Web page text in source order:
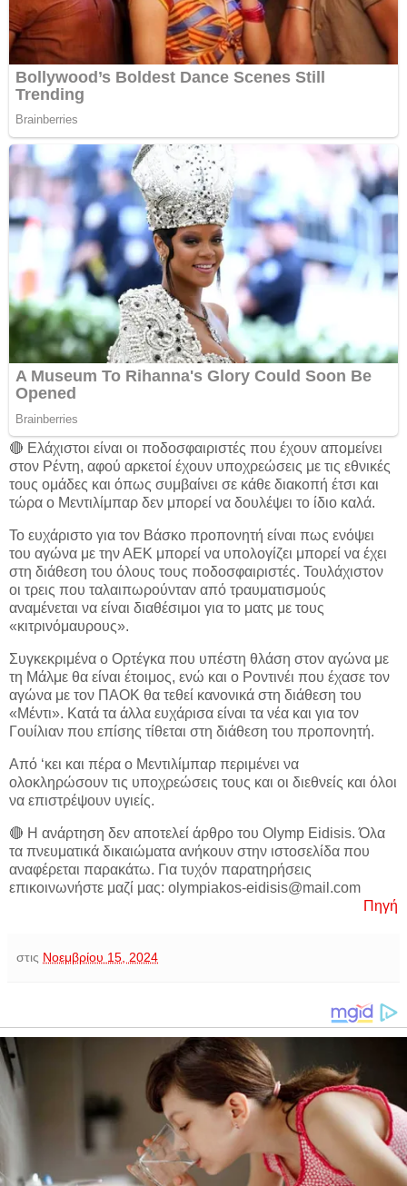
🔴 Ελάχιστοι είναι οι ποδοσφαιριστές που έχουν απομείνει
στον Ρέντη, αφού αρκετοί έχουν υποχρεώσεις με τις εθνικές
τους ομάδες και όπως συμβαίνει σε κάθε διακοπή έτσι και
τώρα ο Μεντιλίμπαρ δεν μπορεί να δουλέψει το ίδιο καλά.
Το ευχάριστο για τον Βάσκο προπονητή είναι πως ενόψει
του αγώνα με την ΑΕΚ μπορεί να υπολογίζει μπορεί να έχει
στη διάθεση του όλους τους ποδοσφαιριστές. Τουλάχιστον
οι τρεις που ταλαιπωρούνταν από τραυματισμούς
αναμένεται να είναι διαθέσιμοι για το ματς με τους
«κιτρινόμαυρους».
Συγκεκριμένα ο Ορτέγκα που υπέστη θλάση στον αγώνα με
τη Μάλμε θα είναι έτοιμος, ενώ και ο Ροντινέι που έχασε τον
αγώνα με τον ΠΑΟΚ θα τεθεί κανονικά στη διάθεση του
«Μέντι». Κατά τα άλλα ευχάρισα είναι τα νέα και για τον
Γουίλιαν που επίσης τίθεται στη διάθεση του προπονητή.
Από ‘κει και πέρα ο Μεντιλίμπαρ περιμένει να
ολοκληρώσουν τις υποχρεώσεις τους και οι διεθνείς και όλοι
να επιστρέψουν υγιείς.
🔴 Η ανάρτηση δεν αποτελεί άρθρο του Olymp Eidisis. Όλα
τα πνευματικά δικαιώματα ανήκουν στην ιστοσελίδα που
αναφέρεται παρακάτω. Για τυχόν παρατηρήσεις
επικοινωνήστε μαζί μας: olympiakos-eidisis@mail.com
Πηγή
στις Νοεμβρίου 15, 2024